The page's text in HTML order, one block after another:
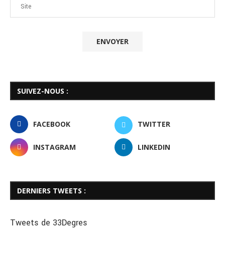
SUIVEZ-NOUS :
FACEBOOK TWITTER
INSTAGRAM LINKEDIN
DERNIERS TWEETS :
Tweets de 33Degres